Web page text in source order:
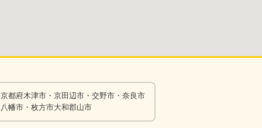
京都府木津市・京田辺市・交野市・奈良市
八幡市・枚方市大和郡山市